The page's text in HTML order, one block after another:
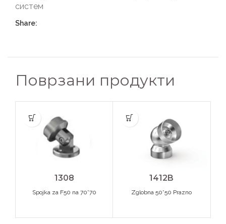
систем
Share:
Поврзани продукти
1308
Spojka za F50 na 70*70
1412B
Zglobna 50*50 Prazno